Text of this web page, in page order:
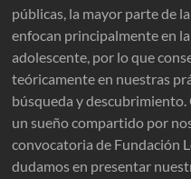
públicas, la mayor parte de
enfocan principalmente en
adolescente, por lo que
teóricamente en nuestras
búsqueda y descubrimiento.
un sueño compartido por
convocatoria de Fundación
dudamos en presentar